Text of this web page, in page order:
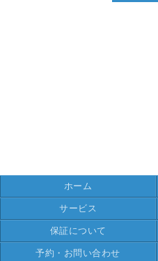
ホーム
サービス
保証について
予約・お問い合わせ